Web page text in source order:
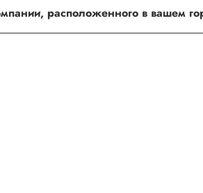
расположенного в вашем